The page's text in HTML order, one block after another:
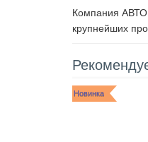
Компания
крупнейших
Новинка